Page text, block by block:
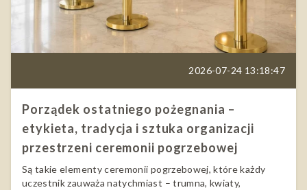
2026-07-24 13:18:47
Porządek ostatniego pożegnania –
etykieta, tradycja i sztuka organizacji
przestrzeni ceremonii pogrzebowej
Są takie elementy ceremonii pogrzebowej, które każdy
uczestnik zauważa natychmiast – trumna, kwiaty,